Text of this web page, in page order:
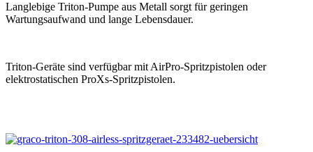
Langlebige Triton-Pumpe aus Metall sorgt für geringen
Wartungsaufwand und lange Lebensdauer.
Triton-Geräte sind verfügbar mit AirPro-Spritzpistolen oder
elektrostatischen ProXs-Spritzpistolen.